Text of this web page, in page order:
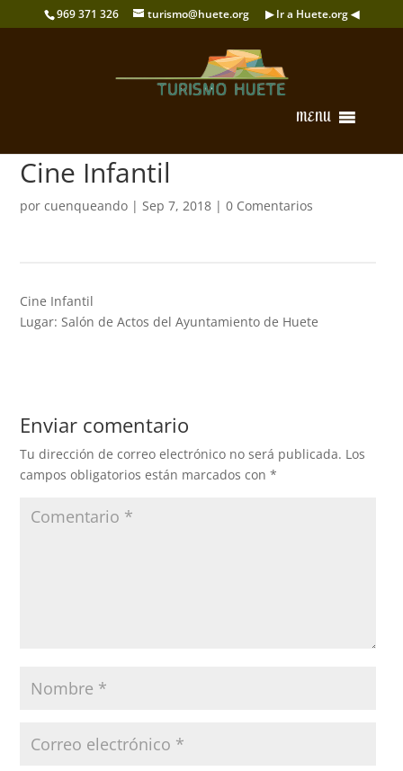
969 371 326 turismo@huete.org ▶ Ir a Huete.org ◀
MENU
Cine Infantil
porcuenqueando |Sep 7, 2018 |0 Comentarios
Cine Infantil
Lugar: Salón de Actos del Ayuntamiento de Huete
Enviar comentario
Tu dirección de correo electrónico no será publicada. Los
campos obligatorios están marcados con*